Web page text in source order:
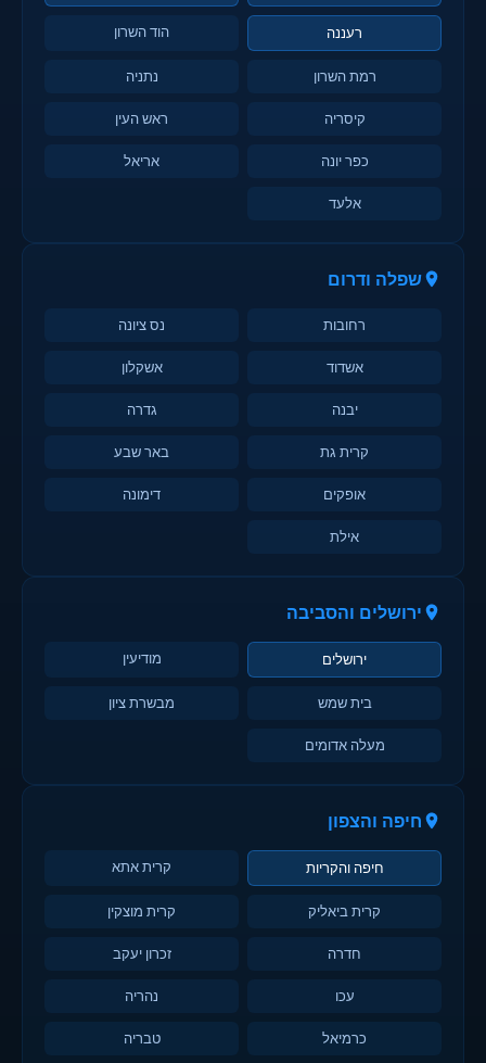
רעננה הוד השרון
רמת השרון נתניה
קיסריה ראש העין
כפר יונה אריאל
אלעד
שפלה ודרום
רחובות נס ציונה
אשדוד אשקלון
יבנה גדרה
קרית גת באר שבע
אופקים דימונה
אילת
ירושלים והסביבה
ירושלים מודיעין
בית שמש מבשרת ציון
מעלה אדומים
חיפה והצפון
חיפה והקריות קרית אתא
קרית ביאליק קרית מוצקין
חדרה זכרון יעקב
עכו נהריה
כרמיאל טבריה